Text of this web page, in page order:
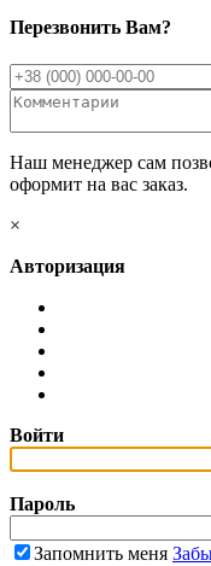
Перезвонить Вам?
Наш менеджер сам
оформит на вас заказ.
×
Авторизация
Войти
Пароль
Запомнить меня